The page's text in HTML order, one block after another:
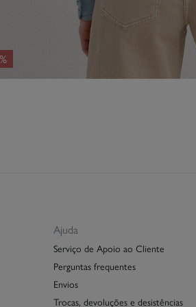
Ajuda
Serviço de Apoio ao Cliente
Perguntas frequentes
Envios
Trocas, devoluções e desistências